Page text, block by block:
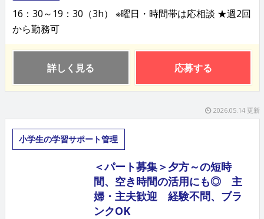
16：30～19：30（3h） ※曜日・時間帯は応相談 ★週2回
から勤務可
詳しく見る 応募する
2026.05.14 更新
小学生の学習サポート管理
＜パート募集＞夕方～の短時
間、空き時間の活用にも◎ 主
婦・主夫歓迎 経験不問、ブラ
ンクOK